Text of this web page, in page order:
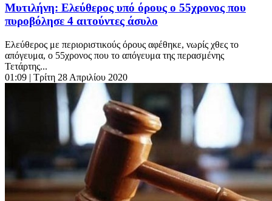
Μυτιλήνη: Ελεύθερος υπό όρους ο 55χρονος που
πυροβόλησε 4 αιτούντες άσυλο
Ελεύθερος με περιοριστικούς όρους αφέθηκε, νωρίς χθες το
απόγευμα, ο 55χρονος που το απόγευμα της περασμένης
Τετάρτης...
01:09 | Τρίτη 28 Απριλίου 2020